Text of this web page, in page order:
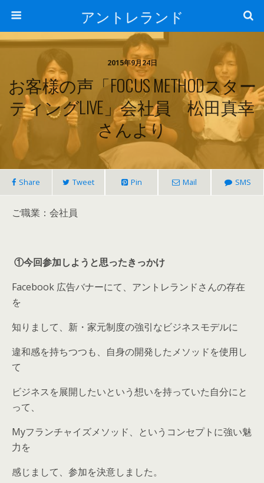
アントレランド
2015年9月24日
お客様の声「FOCUS METHODスター
ティングLIVE」会社員 松田真幸
さんより
Share Tweet Pin Mail SMS
ご職業：会社員
①今回参加しようと思ったきっかけ
Facebook 広告バナーにて、アントレランドさんの存在
を
知りまして、新・家元制度の強引なビジネスモデルに
違和感を持ちつつも、自身の開発したメソッドを使用し
て
ビジネスを展開したいという想いを持っていた自分にと
って、
Myフランチャイズメソッド、というコンセプトに強い魅
力を
感じまして、参加を決意しました。